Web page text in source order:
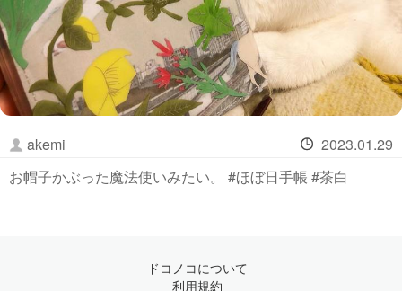
akemi
2023.01.29
お帽子かぶった魔法使いみたい。 #ほぼ日手帳 #茶白
ドコノコについて
利用規約